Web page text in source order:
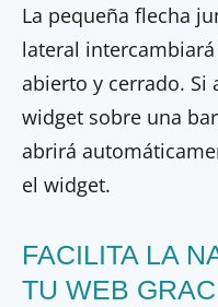
La pequeña flecha
lateral
abierto y cerrado. Si
widget sobre una
abrirá
el widget.
FACILITA LA
TU WEB